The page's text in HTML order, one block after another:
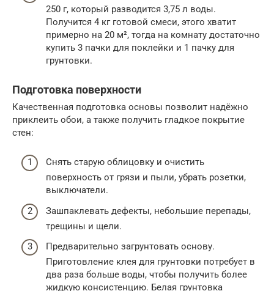
250 г, который разводится 3,75 л воды.
Получится 4 кг готовой смеси, этого хватит
примерно на 20 м², тогда на комнату достаточно
купить 3 пачки для поклейки и 1 пачку для
грунтовки.
Подготовка поверхности
Качественная подготовка основы позволит надёжно
приклеить обои, а также получить гладкое покрытие
стен:
Снять старую облицовку и очистить
поверхность от грязи и пыли, убрать розетки,
выключатели.
Зашпаклевать дефекты, небольшие перепады,
трещины и щели.
Предварительно загрунтовать основу.
Приготовление клея для грунтовки потребует в
два раза больше воды, чтобы получить более
жидкую консистенцию. Белая грунтовка